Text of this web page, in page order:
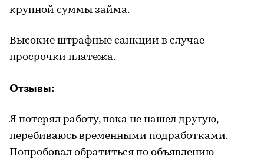
крупной суммы займа.
Высокие штрафные санкции в случае
просрочки платежа.
Отзывы:
​Я потерял работу, пока не нашел другую,
перебиваюсь временными подработками.
Попробовал обратиться по объявлению